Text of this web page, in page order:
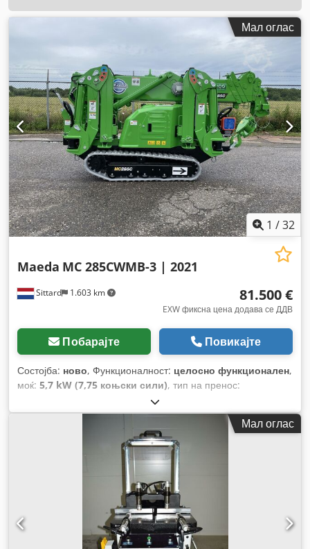
Мал оглас
1 /32
Sittard 1.603 km
Maeda MC 285CWMB-3 | 2021
81.500 €
EXW фиксна цена додава се ДДВ
Побарајте Повикајте
Состојба: ново, Функционалност: целосно функционален,
моќ: 5,7 kW (7,75 коњски сили), тип на пренос:
, вкупна тежина:
моќ:2.820 kg/m, висина на подигнување:8.700 мм,
Rubber tracks
, состојба на гумите:
, Година на изградба:2021
борден компјутер, дополнителни фарови,
хидраулични системи,
Мал оглас